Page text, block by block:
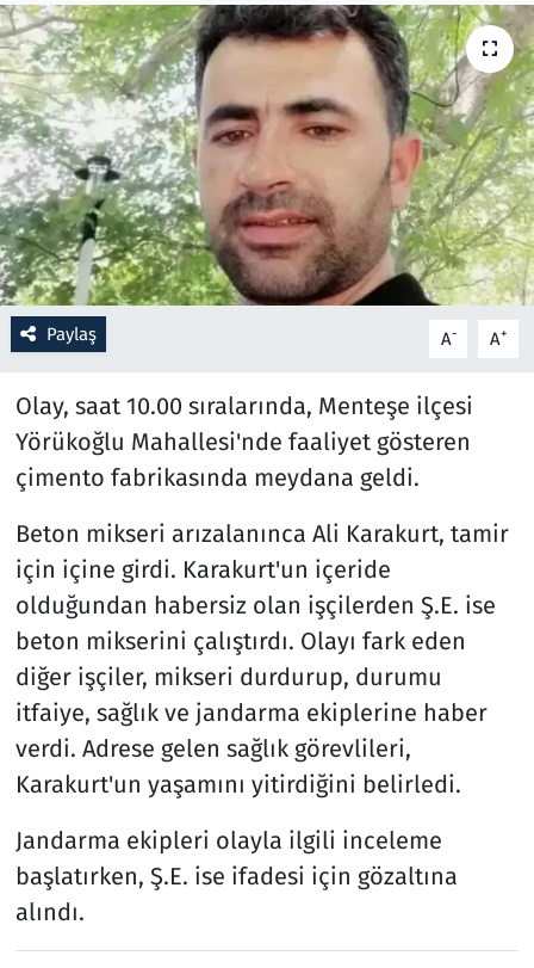
Paylaş A- A+
Olay, saat 10.00 sıralarında, Menteşe ilçesi
Yörükoğlu Mahallesi'nde faaliyet gösteren
çimento fabrikasında meydana geldi.
Beton mikseri arızalanınca Ali Karakurt, tamir
için içine girdi. Karakurt'un içeride
olduğundan habersiz olan işçilerden Ş.E. ise
beton mikserini çalıştırdı. Olayı fark eden
diğer işçiler, mikseri durdurup, durumu
itfaiye, sağlık ve jandarma ekiplerine haber
verdi. Adrese gelen sağlık görevlileri,
Karakurt'un yaşamını yitirdiğini belirledi.
Jandarma ekipleri olayla ilgili inceleme
başlatırken, Ş.E. ise ifadesi için gözaltına
alındı.
Oyun
Ramazan
Resmi İlanlar
Rüya Tabirleri
Sağlık
Savunma Sanayi
Seçim 2023
Spor
Teknoloji ve Bilim
Televizyon